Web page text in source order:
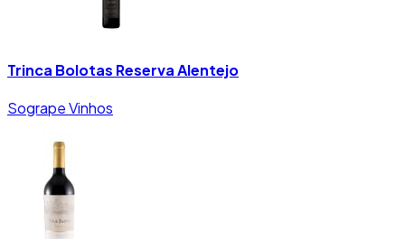
Trinca Bolotas Reserva Alentejo
Sogrape Vinhos